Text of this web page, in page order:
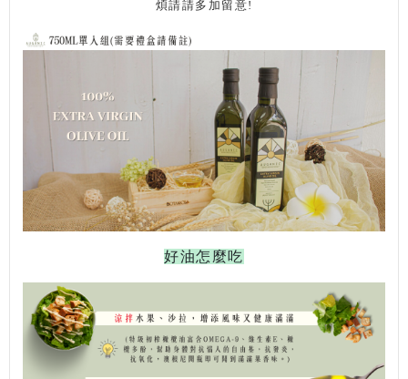
煩請請多加留意!
好油怎麼吃